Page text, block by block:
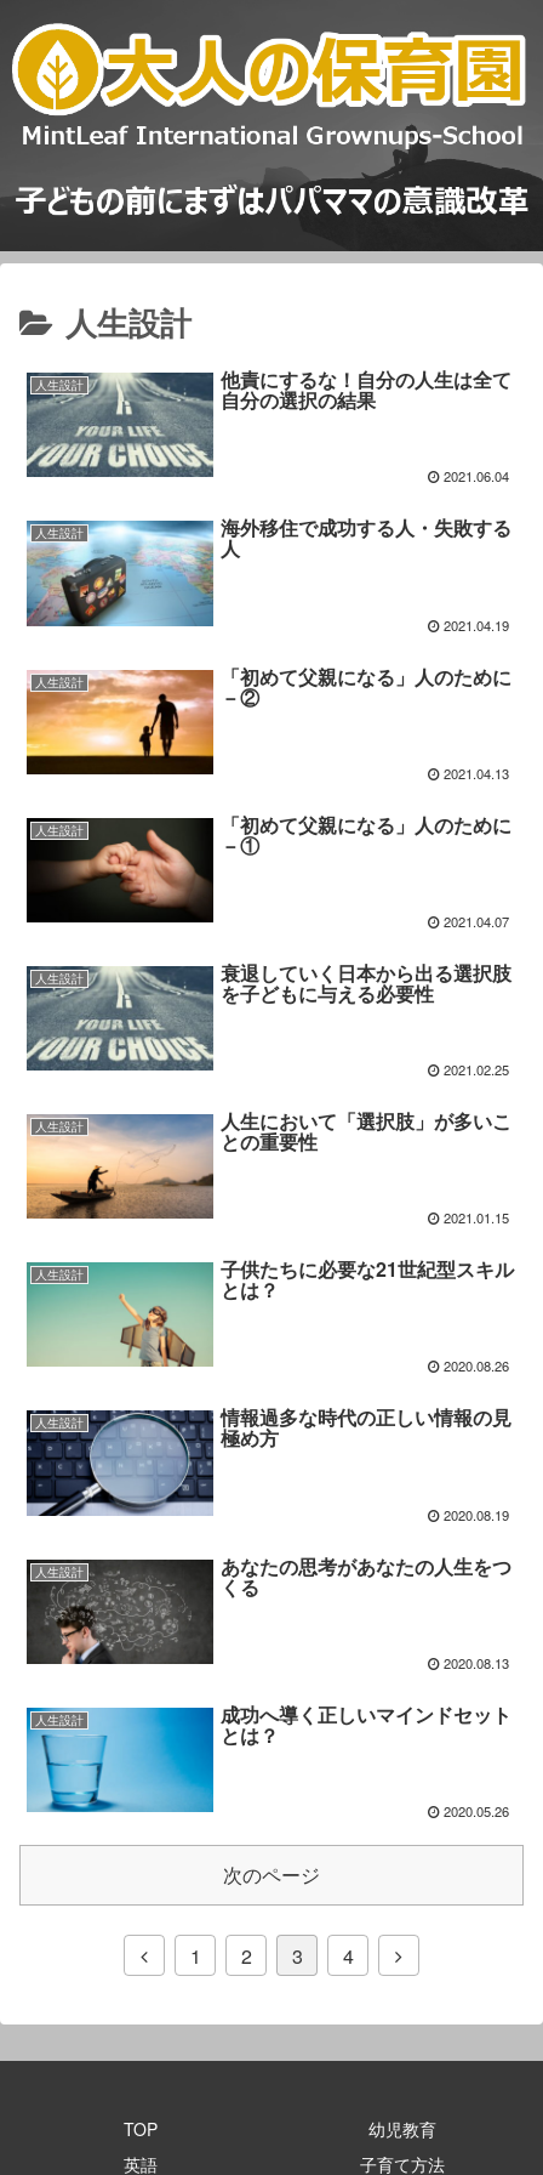
人生設計
人生設計 他責にするな！自分の人生は全て
自分の選択の結果
2021.06.04
人生設計 海外移住で成功する人・失敗する
人
2021.04.19
人生設計 「初めて父親になる」人のために
－②
2021.04.13
人生設計 「初めて父親になる」人のために
－①
2021.04.07
人生設計 衰退していく日本から出る選択肢
を子どもに与える必要性
2021.02.25
人生設計 人生において「選択肢」が多いこ
との重要性
2021.01.15
人生設計 子供たちに必要な21世紀型スキル
とは？
2020.08.26
人生設計 情報過多な時代の正しい情報の見
極め方
2020.08.19
人生設計 あなたの思考があなたの人生をつ
くる
2020.08.13
人生設計 成功へ導く正しいマインドセット
とは？
2020.05.26
次のページ
1 2 3 4
TOP
幼児教育
英語
子育て方法